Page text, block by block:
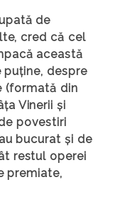
de
cred că cel
această
despre
(formată din
Vinerii și
povestiri
bucurat și de
restul operei
premiate,